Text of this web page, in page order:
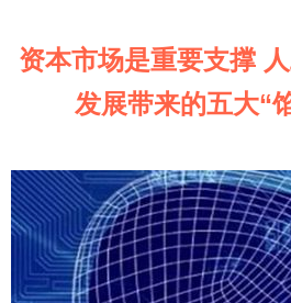
资本市场是重要支撑
发展带来的五大“